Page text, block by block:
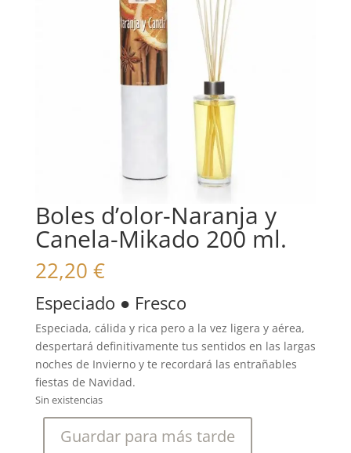
Boles d’olor-Naranja y
Canela-Mikado 200 ml.
22,20 €
Especiado ● Fresco
Especiada, cálida y rica pero a la vez ligera y aérea,
despertará definitivamente tus sentidos en las largas
noches de Invierno y te recordará las entrañables
fiestas de Navidad.
Sin existencias
Guardar para más tarde